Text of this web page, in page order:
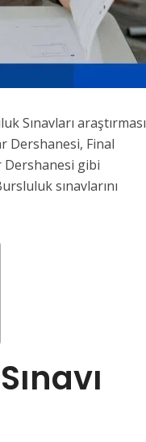
Sınavları araştırması
Dershanesi, Final
Dershanesi gibi
sınavlarını